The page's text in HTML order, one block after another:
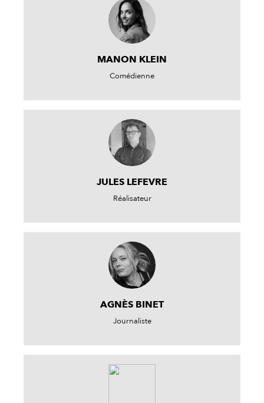
MANON KLEIN
Comédienne
JULES LEFEVRE
Réalisateur
AGNÈS BINET
Journaliste